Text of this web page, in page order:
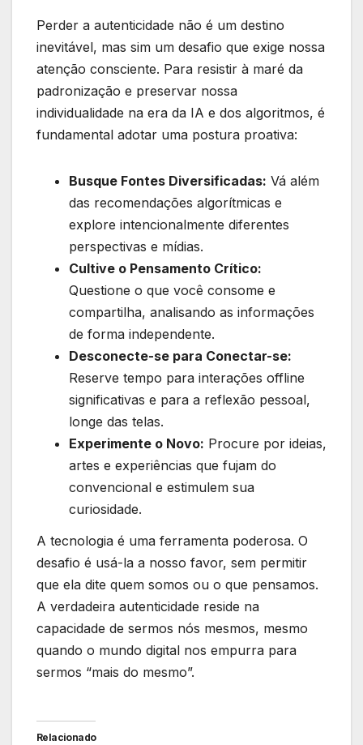
Perder a autenticidade não é um destino
inevitável, mas sim um desafio que exige nossa
atenção consciente. Para resistir à maré da
padronização e preservar nossa
individualidade na era da IA e dos algoritmos, é
fundamental adotar uma postura proativa:
Busque Fontes Diversificadas: Vá além
das recomendações algorítmicas e
explore intencionalmente diferentes
perspectivas e mídias.
Cultive o Pensamento Crítico:
Questione o que você consome e
compartilha, analisando as informações
de forma independente.
Desconecte-se para Conectar-se:
Reserve tempo para interações offline
significativas e para a reflexão pessoal,
longe das telas.
Experimente o Novo: Procure por ideias,
artes e experiências que fujam do
convencional e estimulem sua
curiosidade.
A tecnologia é uma ferramenta poderosa. O
desafio é usá-la a nosso favor, sem permitir
que ela dite quem somos ou o que pensamos.
A verdadeira autenticidade reside na
capacidade de sermos nós mesmos, mesmo
quando o mundo digital nos empurra para
sermos “mais do mesmo”.
Relacionado